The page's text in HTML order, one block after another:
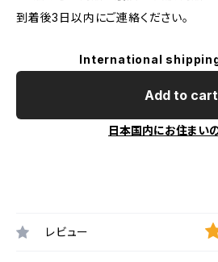
到着後3日以内にご連絡ください。
International
Add to cart
日本国内にお住まい
レビュー